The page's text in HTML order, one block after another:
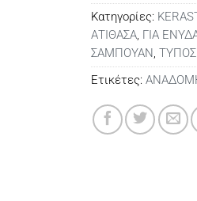
Κατηγορίες:
ΑΤΙΘΑΣΑ ΓΙΑ
ΣΑΜΠΟΥΑΝ
Ετικέτες: